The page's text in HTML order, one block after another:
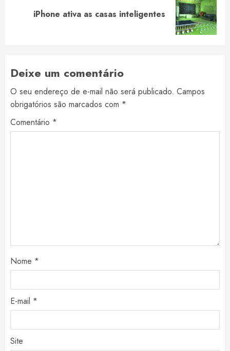
NextiPhone ativa as casas inteligentes
Deixe um comentário
O seu endereço de e-mail não será publicado. Campos
obrigatórios são marcados com *
Comentário *
Nome *
E-mail *
Site